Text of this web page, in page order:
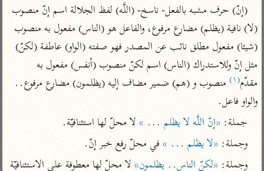
Type 2 or more characters for results.
Type 1 or more
characters for results.
أمّهات
تفسير الطبري
تفسير ابن كثير
تفسير القرطبي
تفسير البغوي
عامّة
فتح البيان للقنوجي
فتح القدير للشوكاني
تفسير ابن جزي
موسوعات
معاصرة
الميسر
المختصر في
تفسير السعدي
مقدّم(١)
والواو فاعل.
جملة: «إنّ اللَّه لا يظلم ... » لا محلّ لها استئنافيّة.
وجملة: «لا يظلم ... » في محلّ رفع خبر إنّ.
وجملة: «لكنّ الناس.. يظلمون»